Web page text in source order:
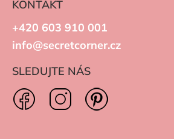
KONTAKT
+420 603 910 001
info@secretcorner.cz
SLEDUJTE NÁS